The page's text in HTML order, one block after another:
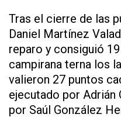
Tras el cierre de las
Daniel Martínez
reparo y consiguió
campirana terna los
valieron 27 puntos
ejecutado por Adrián
por Saúl González